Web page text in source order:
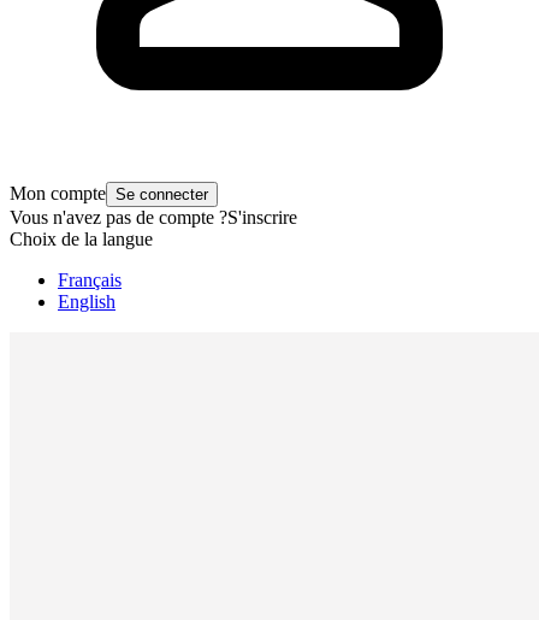
Mon compte Se connecter
Vous n'avez pas de compte ?S'inscrire
Choix de la langue
Français
English